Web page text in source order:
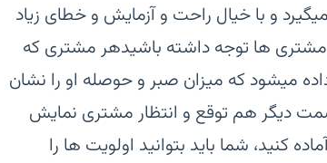
و با خیال راحت و آزمایش و خطای زیاد
مشتری ها توجه داشته باشیدهر مشتری که
میشود که میزان صبر و حوصله او را نشان
دیگر هم توقع و انتظار مشتری نمایش
کنید، شما باید بتوانید اولویت ها را